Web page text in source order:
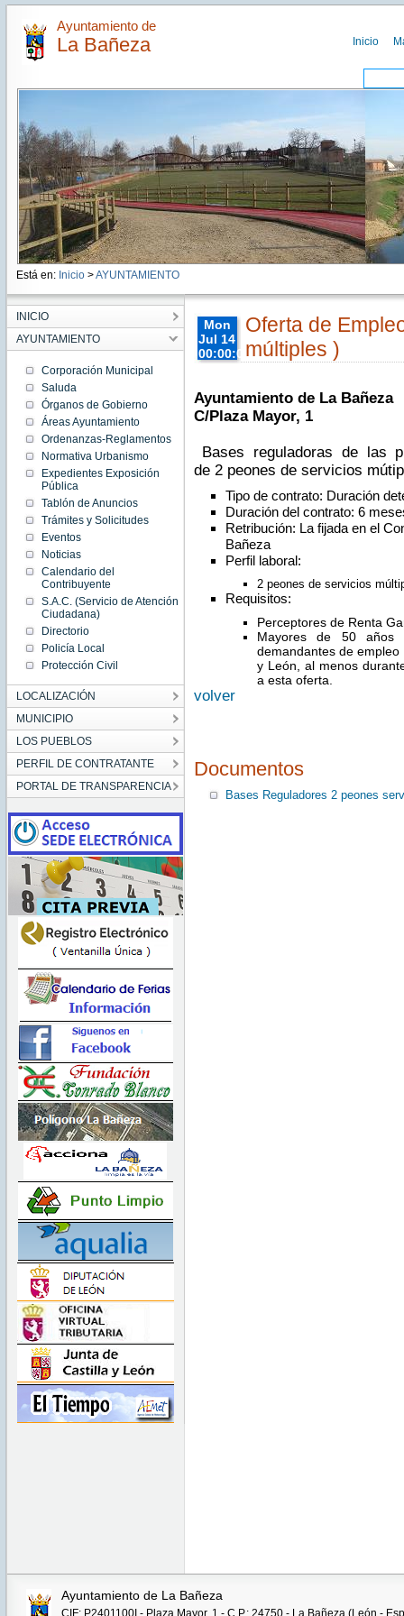
Ayuntamiento de
La Bañeza Inicio
Está en: Inicio >AYUNTAMIENTO
INICIO
AYUNTAMIENTO
Corporación Municipal
Saluda
Órganos de Gobierno
Áreas Ayuntamiento
Ordenanzas-Reglamentos
Normativa Urbanismo
Expedientes Exposición
Pública
Tablón de Anuncios
Trámites y Solicitudes
Eventos
Noticias
Calendario del
Contribuyente
S.A.C. (Servicio de Atención
Ciudadana)
Directorio
Policía Local
Protección Civil
LOCALIZACIÓN
MUNICIPIO
LOS PUEBLOS
PERFIL DE CONTRATANTE
PORTAL DE TRANSPARENCIA
Mon
Jul 14
00:00:00
Mon Jul
14
00:00:00
Mon Jul
14
00:00:00
CEST
Oferta de
múltiples )
Ayuntamiento de La Bañeza
C/Plaza Mayor, 1
Bases reguladoras de las
de 2 peones de servicios
Tipo de contrato: Duración
Duración del contrato: 6
Retribución: La fijada en el
Bañeza
Perfil laboral:
2 peones de servicios
Requisitos:
Perceptores de Renta
Mayores de 50 años
demandantes de
y León, al menos
a esta oferta.
volver
Documentos
Bases Reguladores 2 peones
Ayuntamiento de La Bañeza
CIF: P2401100I - Plaza Mayor, 1 - C.P.: 24750 - La Bañeza (León -